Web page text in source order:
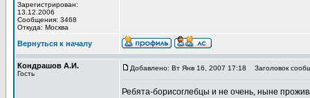
Зарегистрирован:
13.12.2006
Сообщения: 3468
Откуда: Москва
Вернуться к началу
Кондрашов А.И.
Гость
Добавлено: Вт Янв 16, 2007 17:18 Заголовок
Ребята-борисоглебцы и не очень, ныне